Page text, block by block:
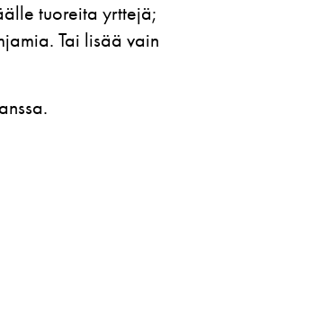
tuoreita yrttejä;
Tai lisää vain